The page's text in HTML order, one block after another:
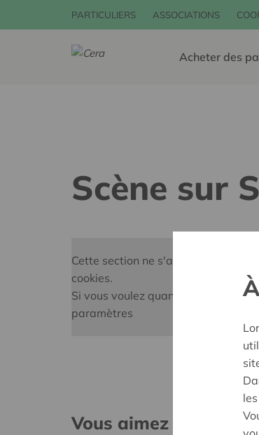
PARTICULIERS ASSOCIATIONS
Acheter des
Scène sur
Cette section ne s'affiche pas parce
cookies.
Si vous voulez quand même voir le
paramètres
Vous aimez la